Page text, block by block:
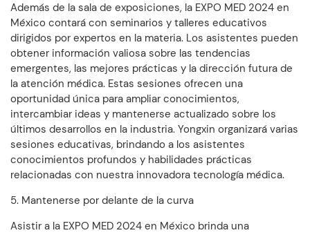
Además de la sala de exposiciones, la EXPO MED 2024 en
México contará con seminarios y talleres educativos
dirigidos por expertos en la materia. Los asistentes pueden
obtener información valiosa sobre las tendencias
emergentes, las mejores prácticas y la dirección futura de
la atención médica. Estas sesiones ofrecen una
oportunidad única para ampliar conocimientos,
intercambiar ideas y mantenerse actualizado sobre los
últimos desarrollos en la industria. Yongxin organizará varias
sesiones educativas, brindando a los asistentes
conocimientos profundos y habilidades prácticas
relacionadas con nuestra innovadora tecnología médica.
5. Mantenerse por delante de la curva
Asistir a la EXPO MED 2024 en México brinda una